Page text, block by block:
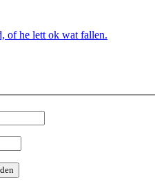
of he lett ok wat fallen.